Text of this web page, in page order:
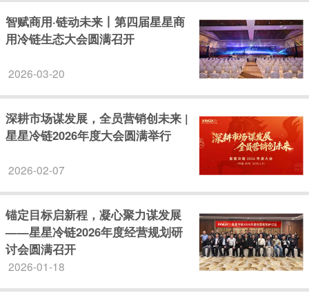
智赋商用·链动未来丨第四届星星商
用冷链生态大会圆满召开
2026-03-20
深耕市场谋发展，全员营销创未来 |
星星冷链2026年度大会圆满举行
2026-02-07
锚定目标启新程，凝心聚力谋发展
——星星冷链2026年度经营规划研
讨会圆满召开
2026-01-18